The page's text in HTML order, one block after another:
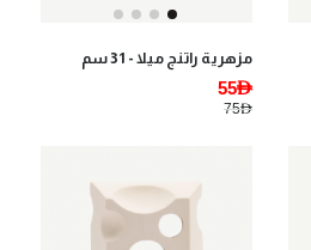
مزهرية راتنج ميلا - 31 سم
55AED
75AED